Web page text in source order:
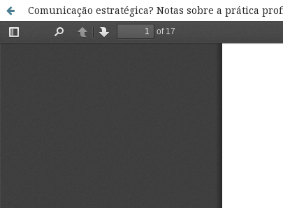
Comunicação estratégica? Notas sobre a prática